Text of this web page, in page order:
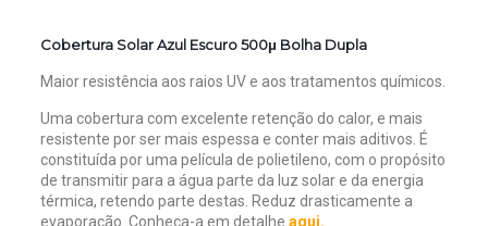
Cobertura Solar Azul Escuro 500μ Bolha Dupla
Maior resistência aos raios UV e aos tratamentos químicos.
Uma cobertura com excelente retenção do calor, e mais
resistente por ser mais espessa e conter mais aditivos. É
constituída por uma película de polietileno, com o propósito
de transmitir para a água parte da luz solar e da energia
térmica, retendo parte destas. Reduz drasticamente a
evaporação. Conheça-a em detalhe aqui.